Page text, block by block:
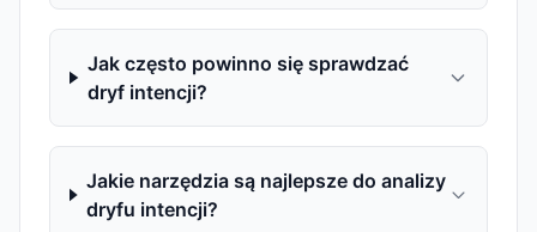
Jak często powinno się sprawdzać
dryf intencji?
Jakie narzędzia są najlepsze do analizy
dryfu intencji?